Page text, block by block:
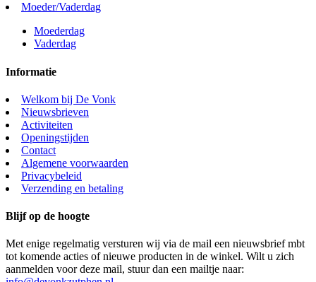
Moeder/Vaderdag
Moederdag
Vaderdag
Informatie
Welkom bij De Vonk
Nieuwsbrieven
Activiteiten
Openingstijden
Contact
Algemene voorwaarden
Privacybeleid
Verzending en betaling
Blijf op de hoogte
Met enige regelmatig versturen wij via de mail een nieuwsbrief mbt
tot komende acties of nieuwe producten in de winkel. Wilt u zich
aanmelden voor deze mail, stuur dan een mailtje naar: